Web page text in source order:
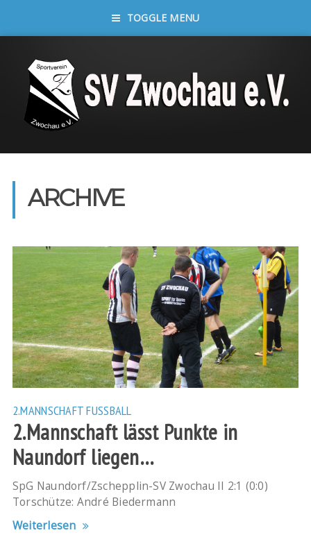
TOGGLE MENU
ARCHIVE
2.MANNSCHAFTFUSSBALL
2.Mannschaft lässt Punkte in
Naundorf liegen…
SpG Naundorf/Zschepplin-SV Zwochau II 2:1 (0:0)
Torschütze: André Biedermann
Weiterlesen